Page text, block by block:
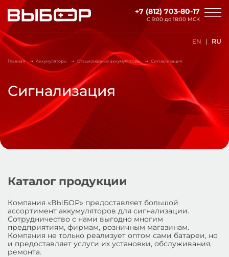
Перейти к основному содержанию
+7 (812) 703-80-17
С 9:00 до18:00 МСК
EN RU
Главная Аккумуляторы Стационарные аккумуляторы Сигнализация
Сигнализация
Каталог продукции
Компания «ВЫБОР» предоставляет большой
ассортимент аккумуляторов для сигнализации.
Сотрудничество с нами выгодно многим
предприятиям, фирмам, розничным магазинам.
Компания не только реализует оптом сами батареи, но
и предоставляет услуги их установки, обслуживания,
ремонта.